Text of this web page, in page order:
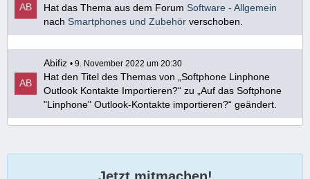
Hat das Thema aus dem Forum Software - Allgemein
nach Smartphones und Zubehör verschoben.
Abifiz 9. November 2022 um 20:30
Hat den Titel des Themas von „Softphone Linphone
Outlook Kontakte Importieren?“ zu „Auf das Softphone
"Linphone" Outlook-Kontakte importieren?“ geändert.